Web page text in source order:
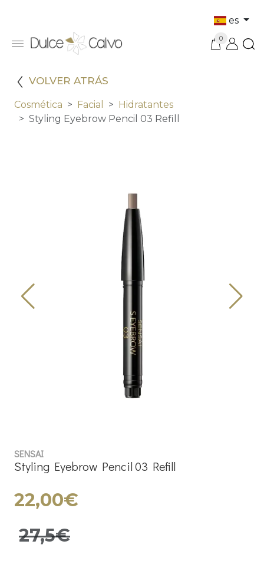
es
0
VOLVER ATRÁS
Cosmética Facial
Hidratantes
Styling Eyebrow Pencil 03 Refill
SENSAI
Styling Eyebrow Pencil 03 Refill
22,00€
27,5€